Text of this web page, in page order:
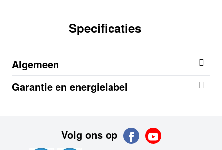
Specificaties
Algemeen
Garantie en energielabel
Volg ons op